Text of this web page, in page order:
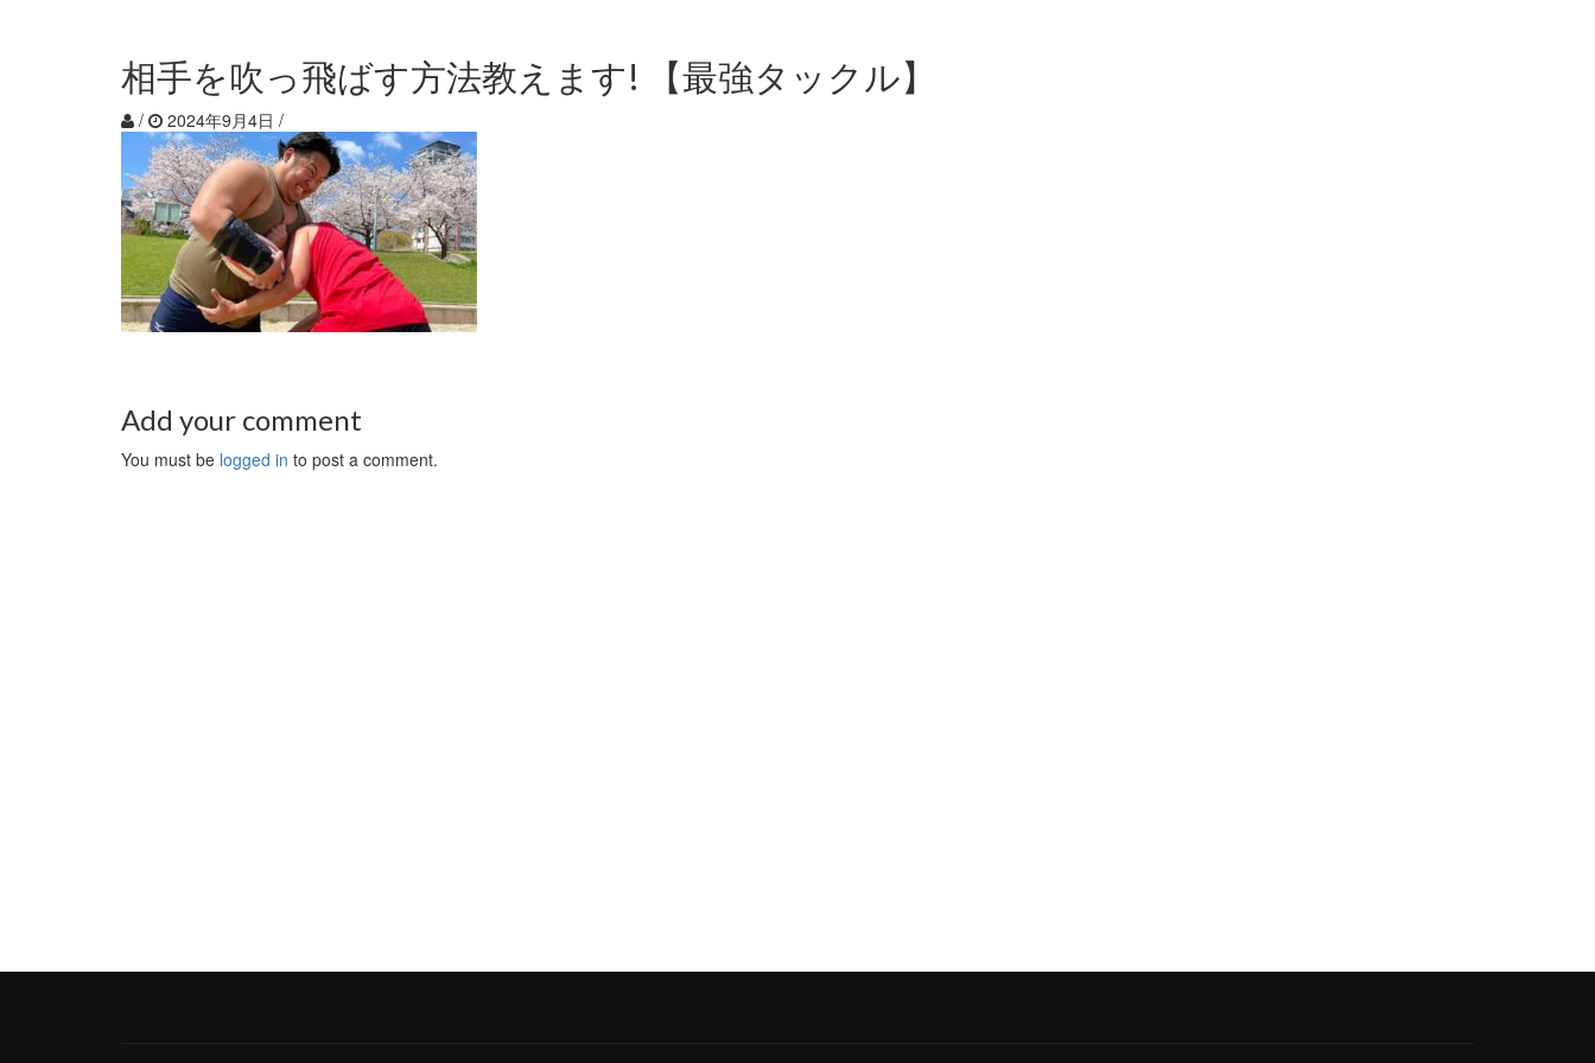
相手を吹っ飛ばす方法教えます! 【最強タックル】
/ 2024年9月4日 /
Add your comment
You must be logged in to post a comment.